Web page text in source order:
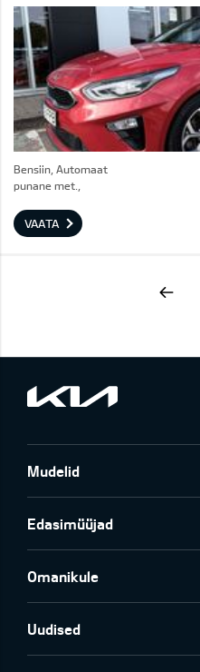
Bensiin, Automaat
punane met.,
VAATA
Mudelid
Edasimüüjad
Omanikule
Uudised